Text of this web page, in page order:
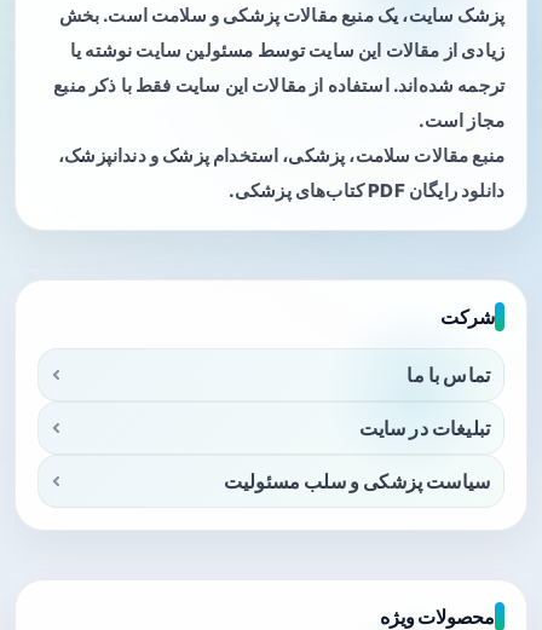
پزشک سایت، یک منبع مقالات پزشکی و سلامت است. بخش
زیادی از مقالات این سایت توسط مسئولین سایت نوشته یا
ترجمه شده‌اند. استفاده از مقالات این سایت فقط با ذکر منبع
مجاز است.
منبع مقالات سلامت، پزشکی، استخدام پزشک و دندانپزشک،
دانلود رایگان PDF کتاب‌های پزشکی.
شرکت
تماس با ما
تبلیغات در سایت
سیاست پزشکی و سلب مسئولیت
محصولات ویژه